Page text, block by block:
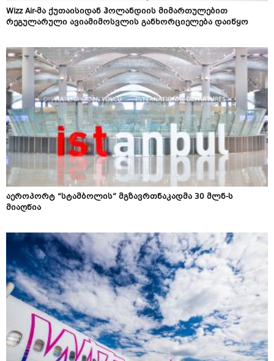
Wizz Air-მა ქუთაისიდან ჰოლანდიის მიმართულებით
რეგულარული ავიამიმოსვლის განხორციელება დაიწყო
აეროპორტ “სტამბოლის” მგზავრთნაკადმა 30 მლნ-ს
მიაღწია